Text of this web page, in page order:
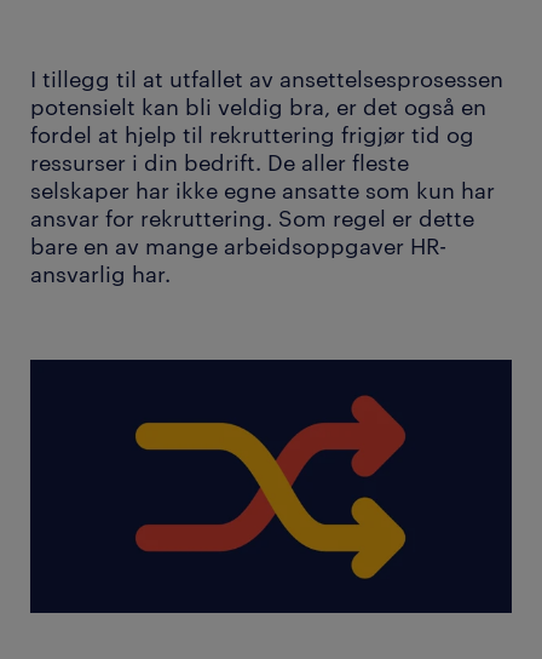
I tillegg til at utfallet av ansettelsesprosessen
potensielt kan bli veldig bra, er det også en
fordel at hjelp til rekruttering frigjør tid og
ressurser i din bedrift. De aller fleste
selskaper har ikke egne ansatte som kun har
ansvar for rekruttering. Som regel er dette
bare en av mange arbeidsoppgaver HR-
ansvarlig har.